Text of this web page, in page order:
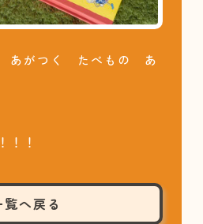
あがつく たべもの あ
！！
覧へ戻る